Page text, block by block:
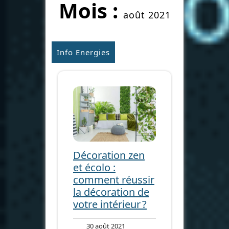
Mois : août 2021
Info Energies
Décoration zen
et écolo :
comment réussir
la décoration de
votre intérieur ?
30 août 2021